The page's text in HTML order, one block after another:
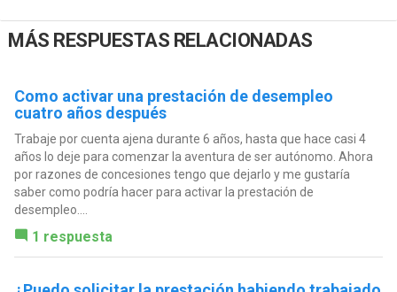
MÁS RESPUESTAS RELACIONADAS
Como activar una prestación de desempleo
cuatro años después
Trabaje por cuenta ajena durante 6 años, hasta que hace casi 4
años lo deje para comenzar la aventura de ser autónomo. Ahora
por razones de concesiones tengo que dejarlo y me gustaría
saber como podría hacer para activar la prestación de
desempleo....
1 respuesta